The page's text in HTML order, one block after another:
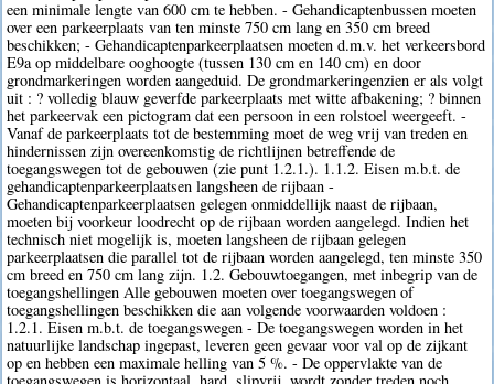
een minimale lengte van 600 cm te hebben. - Gehandicaptenbussen moeten
over een parkeerplaats van ten minste 750 cm lang en 350 cm breed
beschikken; - Gehandicaptenparkeerplaatsen moeten d.m.v. het verkeersbord
E9a op middelbare ooghoogte (tussen 130 cm en 140 cm) en door
grondmarkeringen worden aangeduid. De grondmarkeringenzien er als volgt
uit : ? volledig blauw geverfde parkeerplaats met witte afbakening; ? binnen
het parkeervak een pictogram dat een persoon in een rolstoel weergeeft. -
Vanaf de parkeerplaats tot de bestemming moet de weg vrij van treden en
hindernissen zijn overeenkomstig de richtlijnen betreffende de
toegangswegen tot de gebouwen (zie punt 1.2.1.). 1.1.2. Eisen m.b.t. de
gehandicaptenparkeerplaatsen langsheen de rijbaan -
Gehandicaptenparkeerplaatsen gelegen onmiddellijk naast de rijbaan,
moeten bij voorkeur loodrecht op de rijbaan worden aangelegd. Indien het
technisch niet mogelijk is, moeten langsheen de rijbaan gelegen
parkeerplaatsen die parallel tot de rijbaan worden aangelegd, ten minste 350
cm breed en 750 cm lang zijn. 1.2. Gebouwtoegangen, met inbegrip van de
toegangshellingen Alle gebouwen moeten over toegangswegen of
toegangshellingen beschikken die aan volgende voorwaarden voldoen :
1.2.1. Eisen m.b.t. de toegangswegen - De toegangswegen worden in het
natuurlijke landschap ingepast, leveren geen gevaar voor val op de zijkant
op en hebben een maximale helling van 5 %. - De oppervlakte van de